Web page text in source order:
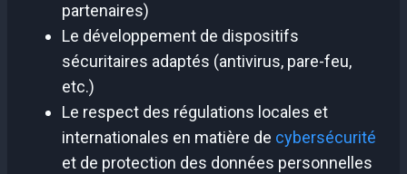
partenaires)
Le développement de dispositifs
sécuritaires adaptés (antivirus, pare-feu,
etc.)
Le respect des régulations locales et
internationales en matière de cybersécurité
et de protection des données personnelles